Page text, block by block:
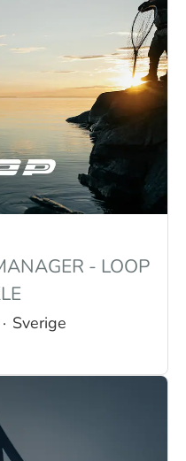
- LOOP
· Sverige